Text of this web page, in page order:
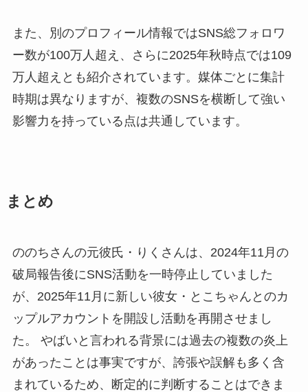
また、別のプロフィール情報ではSNS総フォロワ
ー数が100万人超え、さらに2025年秋時点では109
万人超えとも紹介されています。媒体ごとに集計
時期は異なりますが、複数のSNSを横断して強い
影響力を持っている点は共通しています。
まとめ
ののちさんの元彼氏・りくさんは、2024年11月の
破局報告後にSNS活動を一時停止していました
が、2025年11月に新しい彼女・とこちゃんとのカ
ップルアカウントを開設し活動を再開させまし
た。 やばいと言われる背景には過去の複数の炎上
があったことは事実ですが、誇張や誤解も多く含
まれているため、断定的に判断することはできま